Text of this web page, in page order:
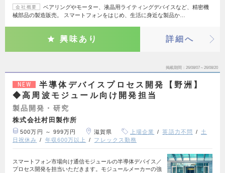
会社概要
ベアリングやモーター、液晶用ライティングデバイスなど、精密機
械部品の製造販売。 スマートフォンをはじめ、生活に身近な製品か…
興味あり 詳細へ
掲載期間 26/08/07～26/08/20
NEW
半導体デバイスプロセス開発【野洲】
◆高周波モジュール向け開発担当
製品開発・研究
株式会社村田製作所
500万円 ～ 999万円 滋賀県 上場企業 英語力不問
土
日祝休み
年収600万以上 フレックス勤務
スマートフォン市場向け通信モジュールの半導体デバイス／
プロセス開発を担当いただきます。モジュールメーカーの強